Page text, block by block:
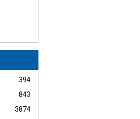
394
843
3874